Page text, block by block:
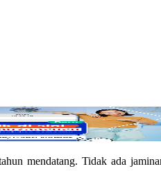
mendatang. Tidak ada